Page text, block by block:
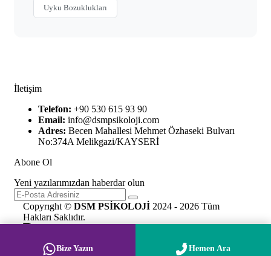
Uyku Bozuklukları
İletişim
Telefon: +90 530 615 93 90
Email: info@dsmpsikoloji.com
Adres: Becen Mahallesi Mehmet Özhaseki Bulvarı
No:374A Melikgazi/KAYSERİ
Abone Ol
Yeni yazılarımızdan haberdar olun
Copyrıght © DSM PSİKOLOJİ 2024 - 2026 Tüm
Hakları Saklıdır.
Bize Yazın Hemen Ara